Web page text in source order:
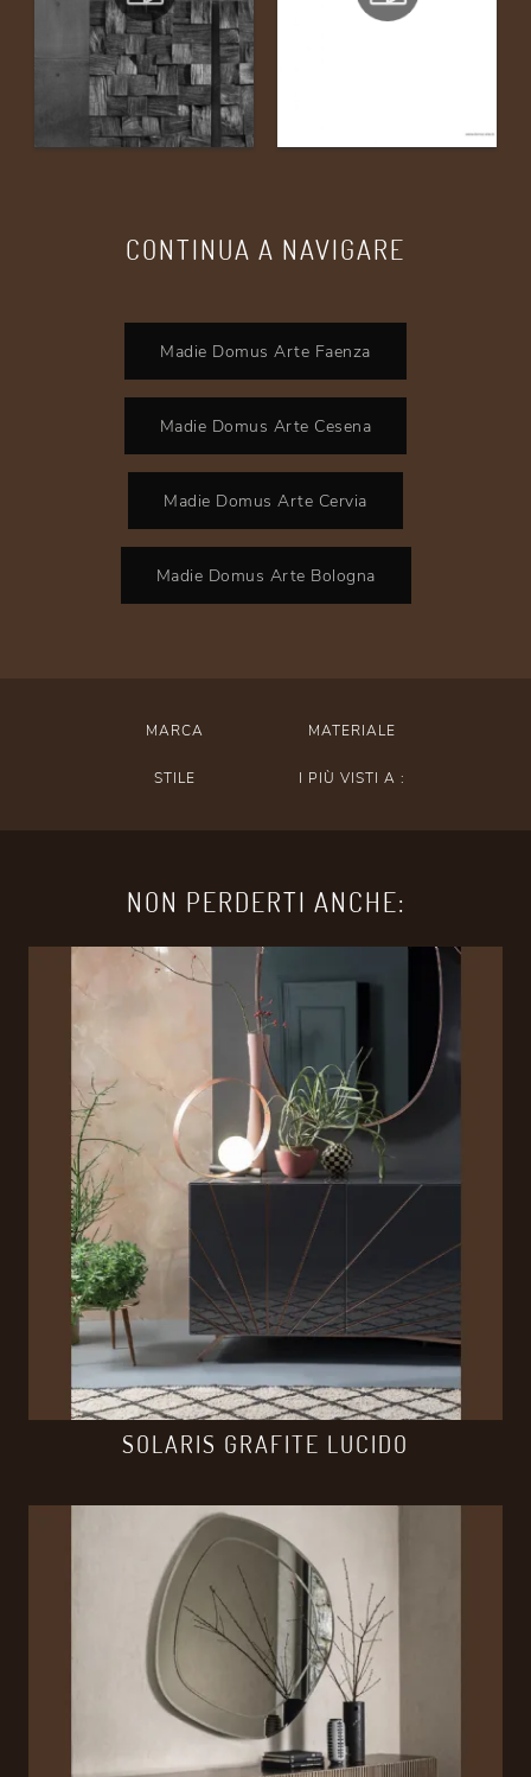
CONTINUA A NAVIGARE
Madie Domus Arte Faenza
Madie Domus Arte Cesena
Madie Domus Arte Cervia
Madie Domus Arte Bologna
MARCA MATERIALE
STILE I PIÙ VISTI A :
NON PERDERTI ANCHE:
SOLARIS GRAFITE LUCIDO